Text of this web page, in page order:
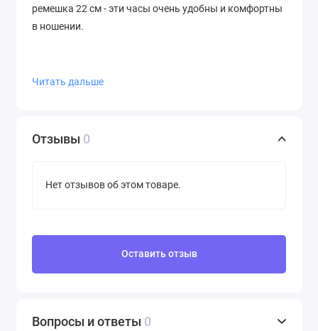
ремешка 22 см - эти часы очень удобны и комфортны
в ношении.
Если вы ищете стильные и функциональные часы для
Читать дальше
Отзывы 0
Нет отзывов об этом товаре.
Оставить отзыв
Вопросы и ответы 0